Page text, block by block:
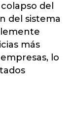
del
del sistema
más
lo